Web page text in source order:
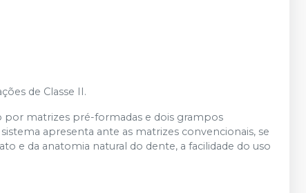
de Classe II.
por matrizes pré-formadas e dois grampos
apresenta ante as matrizes convencionais, se
e da anatomia natural do dente, a facilidade do uso